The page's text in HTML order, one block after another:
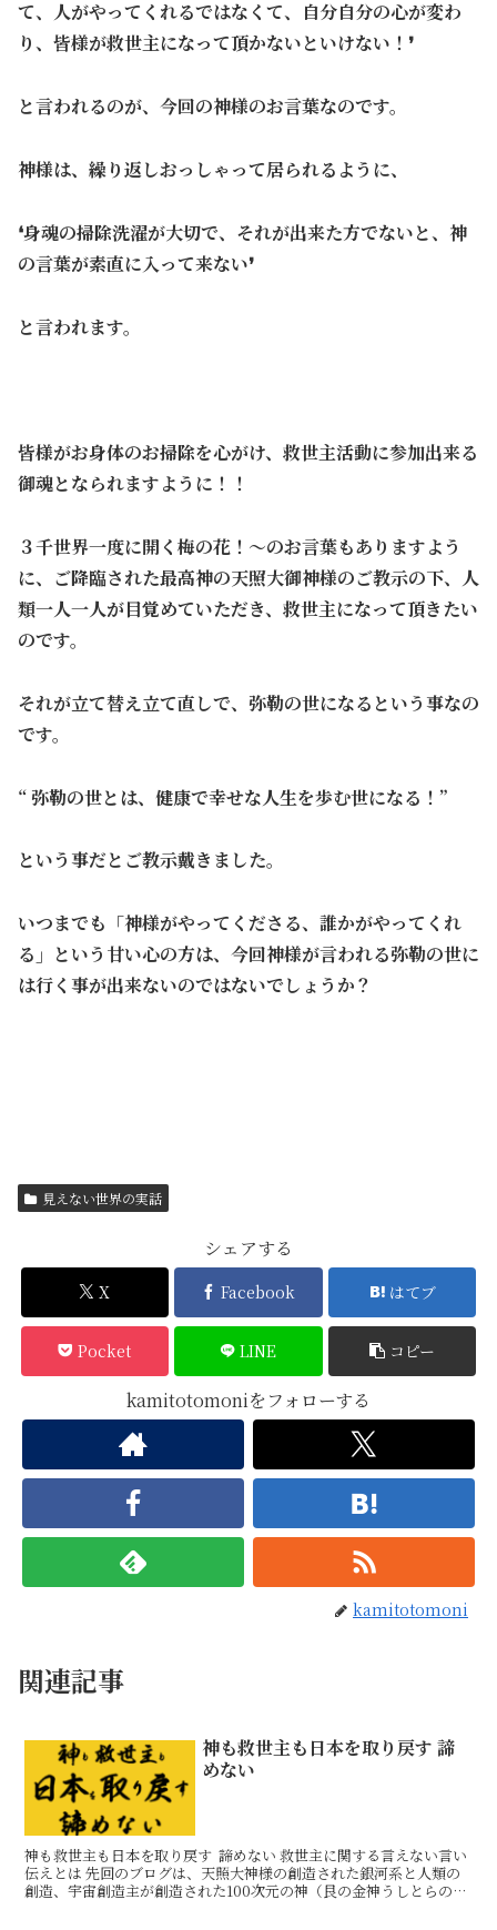
て、人がやってくれるではなくて、自分自分の心が変わ
り、皆様が救世主になって頂かないといけない！❜
と言われるのが、今回の神様のお言葉なのです。
神様は、繰り返しおっしゃって居られるように、
❛身魂の掃除洗濯が大切で、それが出来た方でないと、神
の言葉が素直に入って来ない❜
と言われます。
皆様がお身体のお掃除を心がけ、救世主活動に参加出来る
御魂となられますように！！
３千世界一度に開く梅の花！～のお言葉もありますよう
に、ご降臨された最高神の天照大御神様のご教示の下、人
類一人一人が目覚めていただき、救世主になって頂きたい
のです。
それが立て替え立て直しで、弥勒の世になるという事なの
です。
“ 弥勒の世とは、健康で幸せな人生を歩む世になる！”
という事だとご教示戴きました。
いつまでも「神様がやってくださる、誰かがやってくれ
る」という甘い心の方は、今回神様が言われる弥勒の世に
は行く事が出来ないのではないでしょうか？
見えない世界の実話
シェアする
X Facebook はてブ
Pocket LINE コピー
kamitotomoniをフォローする
kamitotomoni
関連記事
神も救世主も日本を取り戻す 諦
めない
神も救世主も日本を取り戻す 諦めない 救世主に関する言えない言い
伝えとは 先回のブログは、天照大神様の創造された銀河系と人類の
創造、宇宙創造主が創造された100次元の神（艮の金神うしとらのこ